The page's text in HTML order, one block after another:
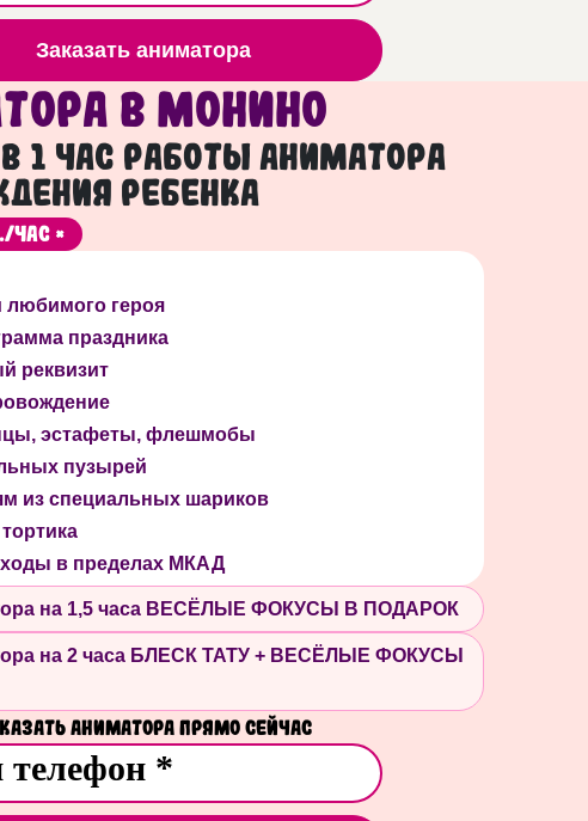
Заказать аниматора
в Монино
1 час работы аниматора
ребенка
час *
любимого героя
праздника
реквизит
эстафеты, флешмобы
пузырей
из специальных шариков
в пределах МКАД
на 1,5 часа ВЕСЁЛЫЕ ФОКУСЫ В ПОДАРОК
на 2 часа БЛЕСК ТАТУ + ВЕСЁЛЫЕ ФОКУСЫ
аниматора прямо сейчас